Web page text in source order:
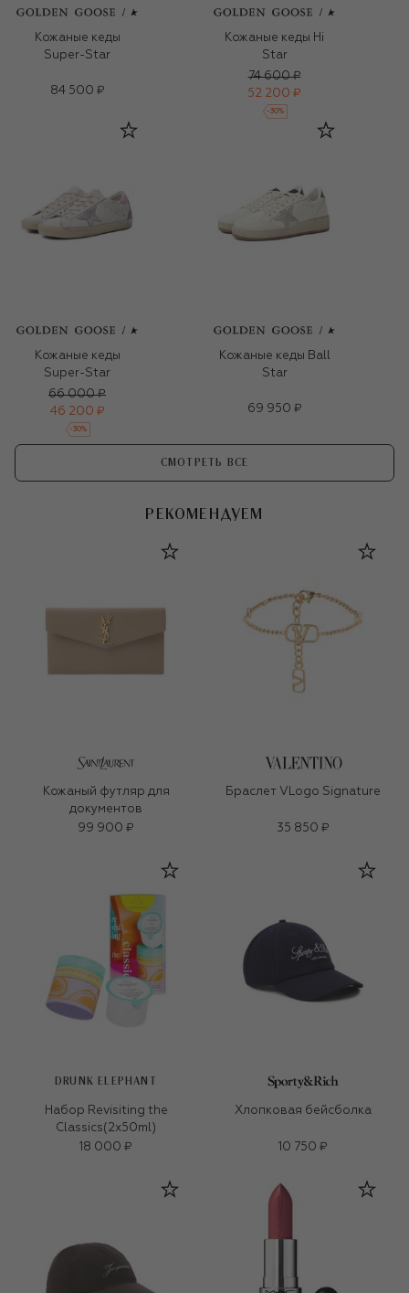
Кожаные кеды
Super-Star
84 500 ₽
Кожаные кеды Hi
Star
74 600 ₽
52 200 ₽
-30%
Кожаные кеды
Super-Star
66 000 ₽
46 200 ₽
-30%
Кожаные кеды Ball
Star
69 950 ₽
СМОТРЕТЬ ВСЕ
РЕКОМЕНДУЕМ
Кожаный футляр для
документов
99 900 ₽
Браслет VLogo Signature
35 850 ₽
DRUNK ELEPHANT
Набор Revisiting the
Classics(2x50ml)
18 000 ₽
Хлопковая бейсболка
10 750 ₽